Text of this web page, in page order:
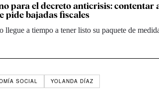
para el decreto anticrisis: contentar
pide bajadas fiscales
llegue a tiempo a tener listo su paquete de
SOCIAL YOLANDA DÍAZ